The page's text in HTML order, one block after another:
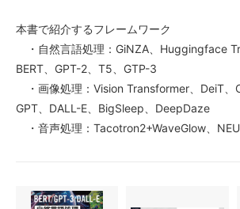
本書で紹介するフレームワーク
・自然言語処理：GiNZA、Huggingface
BERT、GPT-2、T5、GTP-3
・画像処理：Vision Transformer、DeiT、
GPT、DALL-E、BigSleep、DeepDaze
・音声処理：Tacotron2+WaveGlow、